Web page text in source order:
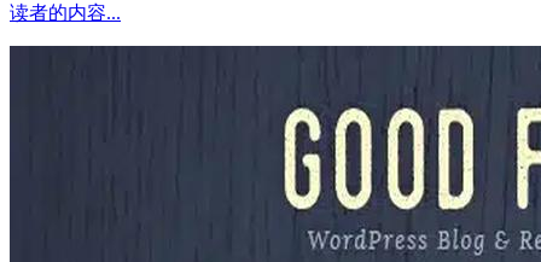
读者的内容...